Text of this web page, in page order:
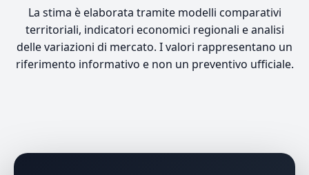
La stima è elaborata tramite modelli comparativi
territoriali, indicatori economici regionali e analisi
delle variazioni di mercato. I valori rappresentano un
riferimento informativo e non un preventivo ufficiale.